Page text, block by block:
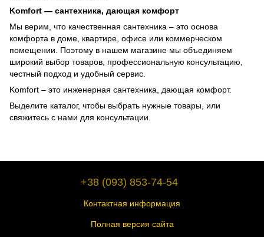
Komfort — сантехника, дающая комфорт
Мы верим, что качественная сантехника – это основа
комфорта в доме, квартире, офисе или коммерческом
помещении. Поэтому в нашем магазине мы объединяем
широкий выбор товаров, профессиональную консультацию,
честный подход и удобный сервис.
Komfort – это инженерная сантехника, дающая комфорт.
Выделите каталог, чтобы выбрать нужные товары, или
свяжитесь с нами для консультации.
+38 (093) 853-74-54
Контактная информация
Полная версия сайта